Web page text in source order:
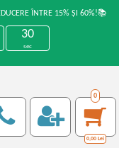
ÎNTRE 15% ȘI 60%!📚
30
sec
0
0,00 Lei